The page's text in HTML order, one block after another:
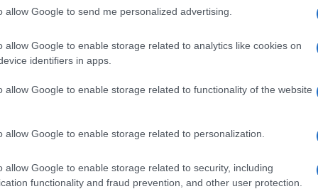
allow Google to send me personalized advertising.
allow Google to enable storage related to analytics like cookies on
identifiers in apps.
allow Google to enable storage related to functionality of the website
allow Google to enable storage related to personalization.
allow Google to enable storage related to security, including
functionality and fraud prevention, and other user protection.